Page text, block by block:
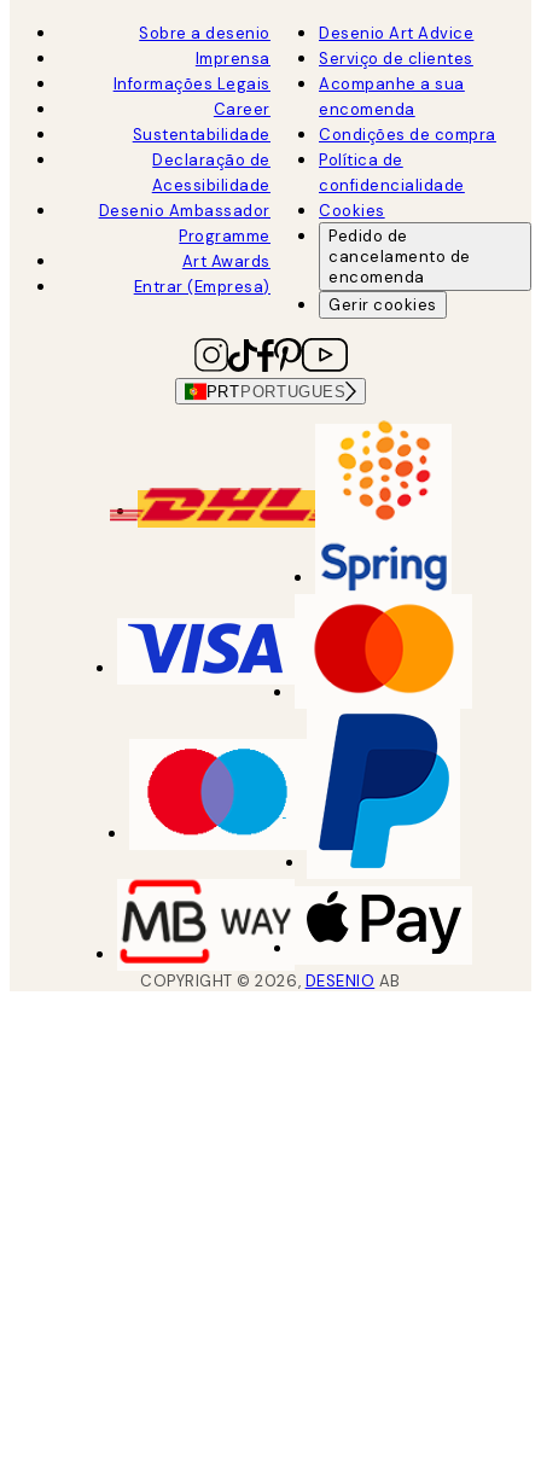
Sobre a desenio
Imprensa
Informações Legais
Career
Sustentabilidade
Declaração de
Acessibilidade
Desenio Ambassador
Programme
Art Awards
Entrar (Empresa)
Desenio Art Advice
Serviço de clientes
Acompanhe a sua
encomenda
Condições de compra
Política de
confidencialidade
Cookies
Pedido de
cancelamento de
encomenda
Gerir cookies
PRT PORTUGUES
COPYRIGHT ©2026, DESENIO AB